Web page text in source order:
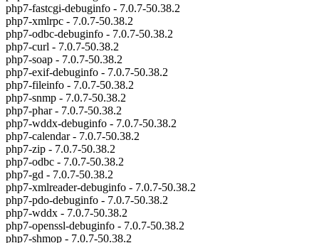
php7-fastcgi-debuginfo - 7.0.7-50.38.2
php7-xmlrpc - 7.0.7-50.38.2
php7-odbc-debuginfo - 7.0.7-50.38.2
php7-curl - 7.0.7-50.38.2
php7-soap - 7.0.7-50.38.2
php7-exif-debuginfo - 7.0.7-50.38.2
php7-fileinfo - 7.0.7-50.38.2
php7-snmp - 7.0.7-50.38.2
php7-phar - 7.0.7-50.38.2
php7-wddx-debuginfo - 7.0.7-50.38.2
php7-calendar - 7.0.7-50.38.2
php7-zip - 7.0.7-50.38.2
php7-odbc - 7.0.7-50.38.2
php7-gd - 7.0.7-50.38.2
php7-xmlreader-debuginfo - 7.0.7-50.38.2
php7-pdo-debuginfo - 7.0.7-50.38.2
php7-wddx - 7.0.7-50.38.2
php7-openssl-debuginfo - 7.0.7-50.38.2
php7-shmop - 7.0.7-50.38.2